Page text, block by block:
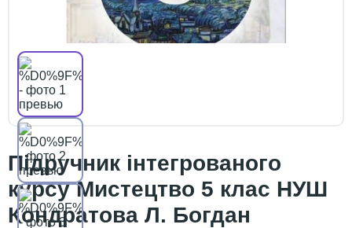
Підручник інтегрованого
курсу Мистецтво 5 клас НУШ
Кондратова Л. Богдан